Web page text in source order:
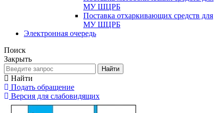
МУ ШЦРБ
Поставка отхаркивающих средств для
МУ ШЦРБ
Электронная очередь
Поиск
Закрыть
Найти
Найти
Подать обращение
Версия для слабовидящих